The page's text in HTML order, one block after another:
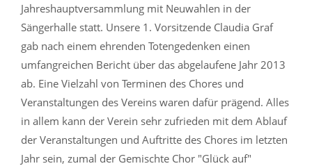
Jahreshauptversammlung mit Neuwahlen in der
Sängerhalle statt. Unsere 1. Vorsitzende Claudia Graf
gab nach einem ehrenden Totengedenken einen
umfangreichen Bericht über das abgelaufene Jahr 2013
ab. Eine Vielzahl von Terminen des Chores und
Veranstaltungen des Vereins waren dafür prägend. Alles
in allem kann der Verein sehr zufrieden mit dem Ablauf
der Veranstaltungen und Auftritte des Chores im letzten
Jahr sein, zumal der Gemischte Chor "Glück auf"